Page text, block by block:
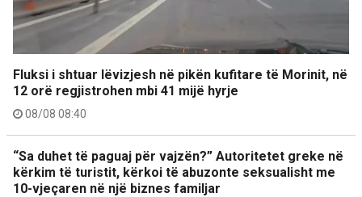
Fluksi i shtuar lëvizjesh në pikën kufitare të Morinit, në
12 orë regjistrohen mbi 41 mijë hyrje
08/08 08:40
“Sa duhet të paguaj për vajzën?” Autoritetet greke në
kërkim të turistit, kërkoi të abuzonte seksualisht me
10-vjeçaren në një biznes familjar